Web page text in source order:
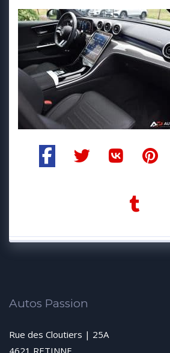
Autos Passion
Rue des Cloutiers | 25A
4621 RETINNE